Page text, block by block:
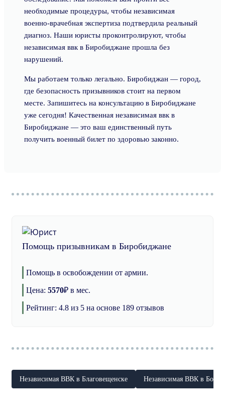
необходимые процедуры, чтобы независимая
военно-врачебная экспертиза подтвердила реальный
диагноз. Наши юристы проконтролируют, чтобы
независимая ввк в Биробиджане прошла без
нарушений.
Мы работаем только легально. Биробиджан — город,
где безопасность призывников стоит на первом
месте. Запишитесь на консультацию в Биробиджане
уже сегодня! Качественная независимая ввк в
Биробиджане — это ваш единственный путь
получить военный билет по здоровью законно.
Помощь призывникам в Биробиджане
Помощь в освобождении от армии.
Цена: 5570₽ в мес.
Рейтинг: 4.8 из 5 на основе 189 отзывов
Независимая ВВК в Благовещенске Независимая ВВК в Бору